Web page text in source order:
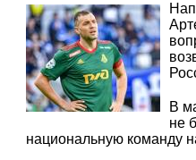
В
не
национальную команду